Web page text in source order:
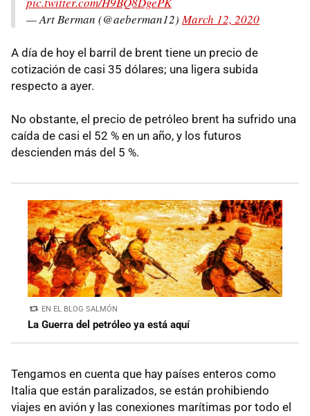
— Art Berman (@aeberman12) March 12, 2020
A día de hoy el barril de brent tiene un precio de
cotización de casi 35 dólares; una ligera subida
respecto a ayer.
No obstante, el precio de petróleo brent ha sufrido una
caída de casi el 52 % en un año, y los futuros
descienden más del 5 %.
EN EL BLOG SALMÓN
La Guerra del petróleo ya está aquí
Tengamos en cuenta que hay países enteros como
Italia que están paralizados, se están prohibiendo
viajes en avión y las conexiones marítimas por todo el